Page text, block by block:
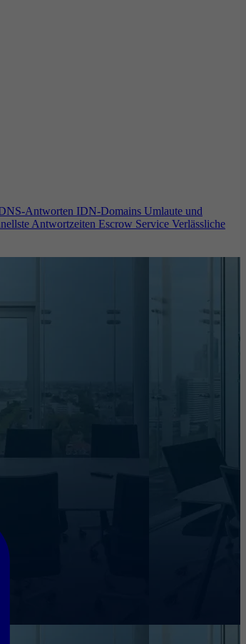
Antworten IDN-Domains Umlaute und
Antwortzeiten Escrow Service Verlässliche